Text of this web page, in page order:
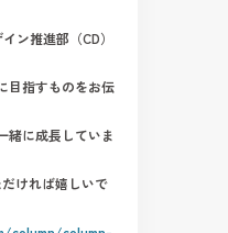
ン推進部（CD）
目指すものをお伝
緒に成長していま
ければ嬉しいで